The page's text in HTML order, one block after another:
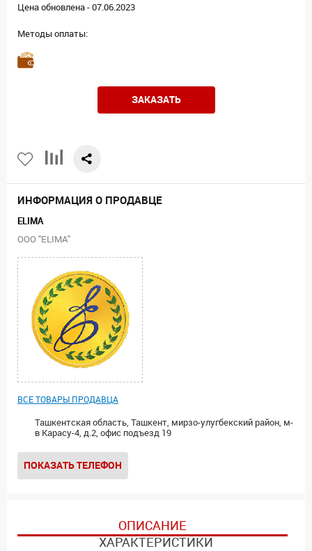
Цена обновлена - 07.06.2023
Методы оплаты:
ЗАКАЗАТЬ
ИНФОРМАЦИЯ О ПРОДАВЦЕ
ELIMA
ООО "ELIMA"
ВСЕ ТОВАРЫ ПРОДАВЦА
Ташкентская область, Ташкент, мирзо-улугбекский район, м-
в Карасу-4, д.2, офис подъезд 19
ПОКАЗАТЬ ТЕЛЕФОН
ОПИСАНИЕ
ХАРАКТЕРИСТИКИ